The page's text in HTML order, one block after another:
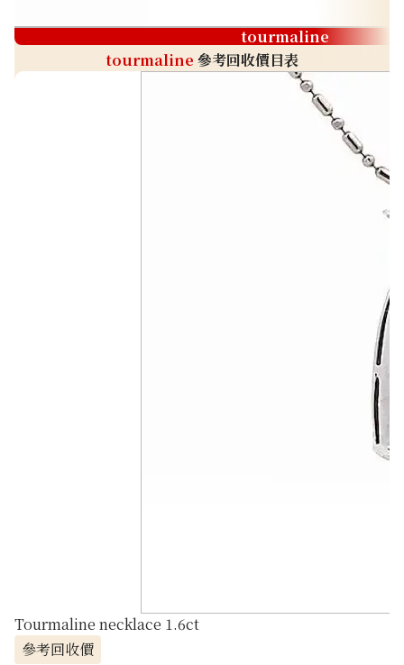
tourmaline
tourmaline 參考回收價目表
Tourmaline necklace 1.6ct
參考回收價